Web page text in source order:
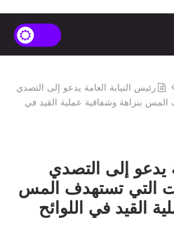
رئيس النيابة العامة يدعو إلى التصدي
المس بنزاهة وشفافية عملية القيد في
يدعو إلى التصدي
التي تستهدف المس
القيد في اللوائح